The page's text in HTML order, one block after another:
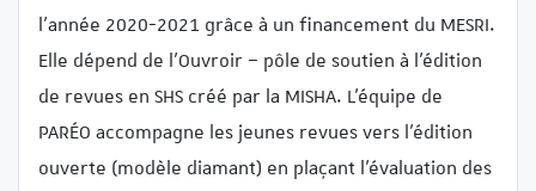
l’année 2020-2021 grâce à un financement du MESRI.
Elle dépend de l’Ouvroir – pôle de soutien à l’édition
de revues en SHS créé par la MISHA. L’équipe de
PARÉO accompagne les jeunes revues vers l’édition
ouverte (modèle diamant) en plaçant l’évaluation des